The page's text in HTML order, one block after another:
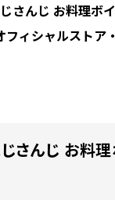
さんじ お料理ボ
ィシャルスト
んじ お料理